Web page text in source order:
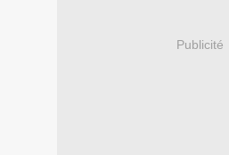
Publicité